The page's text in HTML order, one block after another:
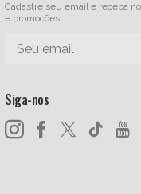
Cadastre seu email e receba
e promocões .
Siga-nos